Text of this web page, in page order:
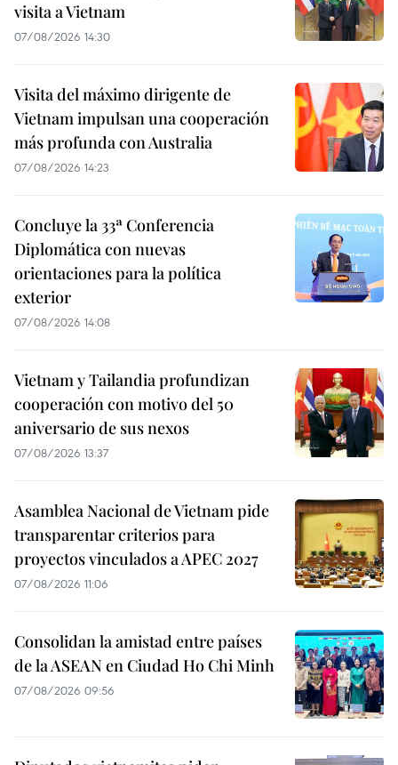
visita a Vietnam
07/08/2026 14:30
Visita del máximo dirigente de
Vietnam impulsan una cooperación
más profunda con Australia
07/08/2026 14:23
Concluye la 33ª Conferencia
Diplomática con nuevas
orientaciones para la política
exterior
07/08/2026 14:08
Vietnam y Tailandia profundizan
cooperación con motivo del 50
aniversario de sus nexos
07/08/2026 13:37
Asamblea Nacional de Vietnam pide
transparentar criterios para
proyectos vinculados a APEC 2027
07/08/2026 11:06
Consolidan la amistad entre países
de la ASEAN en Ciudad Ho Chi Minh
07/08/2026 09:56